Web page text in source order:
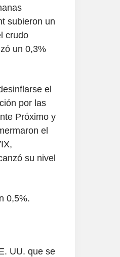
subieron un
crudo
un 0,3%
el
por las
Próximo y
el
su nivel
0,5%.
UU. que se